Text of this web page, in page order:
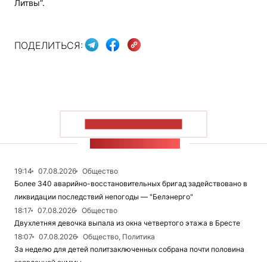
Литвы”.
ПОДЕЛИТЬСЯ:
19:14 07.08.2026
Общество
Более 340 аварийно-восстановительных бригад задействовано в
ликвидации последствий непогоды — "Белэнерго"
18:17
07.08.2026
Общество
Двухлетняя девочка выпала из окна четвертого этажа в Бресте
18:07
07.08.2026
Общество, Политика
За неделю для детей политзаключенных собрана почти половина